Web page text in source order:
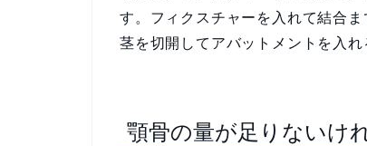
す。フィクスチャーを入れて結合
茎を切開してアバットメントを入れ
顎骨の量が足りないけ